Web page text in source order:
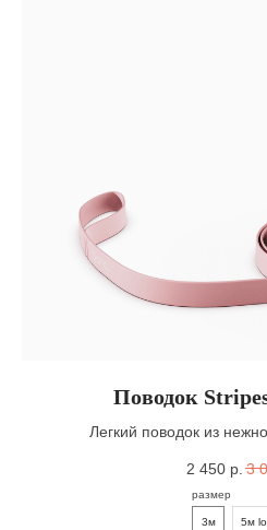
Поводок
Легкий поводок из
2 450 р. 3
размер
3м 5м